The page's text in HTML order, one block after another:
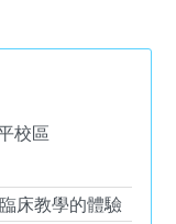
校區
床教學的體驗